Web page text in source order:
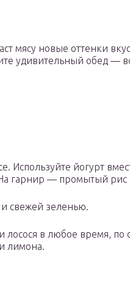
мясу новые оттенки
удивительный обед —
Используйте йогурт
На гарнир — промытый
свежей зеленью.
лосося в любое время,
лимона.